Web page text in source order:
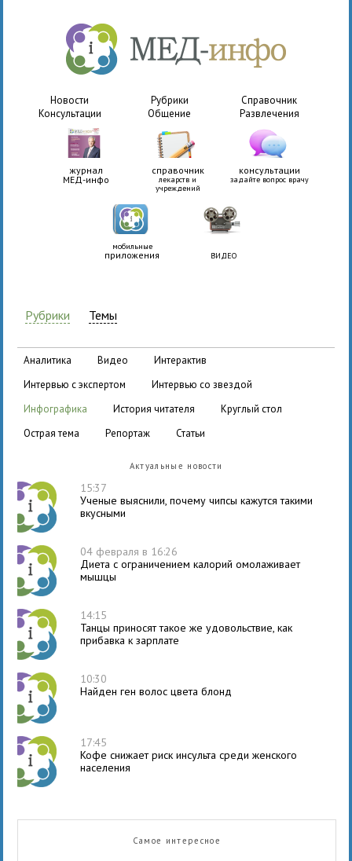
Новости Рубрики
Справочник
Консультации
Общение Развлечения
журнал
МЕД-инфо
справочник
лекарств и
учреждений
консультации
задайте вопрос врачу
мобильные
приложения ВИДЕО
Рубрики Темы
аналитика видео
интерактив
интервью с экспертом
интервью со звездой
инфографика
история читателя
круглый стол
острая тема
репортаж статьи
Актуальные новости
15:37
Ученые выяснили, почему чипсы кажутся такими
вкусными
04 февраля в 16:26
Диета с ограничением калорий омолаживает
мышцы
14:15
Танцы приносят такое же удовольствие, как
прибавка к зарплате
10:30
Найден ген волос цвета блонд
17:45
Кофе снижает риск инсульта среди женского
населения
Самое интересное